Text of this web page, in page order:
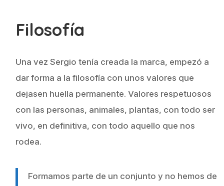
Filosofía
Una vez Sergio tenía creada la marca, empezó a
dar forma a la filosofía con unos valores que
dejasen huella permanente. Valores respetuosos
con las personas, animales, plantas, con todo ser
vivo, en definitiva, con todo aquello que nos
rodea.
Formamos parte de un conjunto y no hemos de